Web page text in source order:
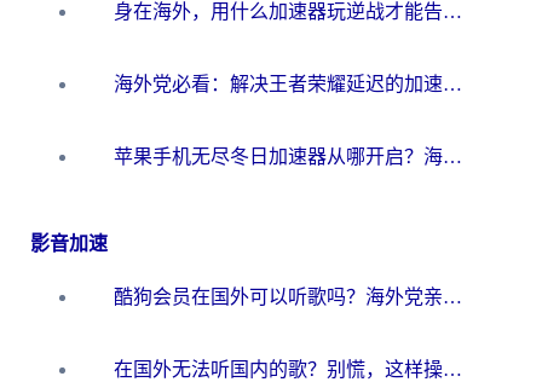
身在海外，用什么加速器玩逆战才能告别延迟？
海外党必看：解决王者荣耀延迟的加速器终极指南——从EVE到猫和老鼠，一个工具全搞定
苹果手机无尽冬日加速器从哪开启？海外玩家的冬日生存指南
影音加速
酷狗会员在国外可以听歌吗？海外党亲测有效：3步解决音乐权限难题
在国外无法听国内的歌？别慌，这样操作就能畅听QQ音乐（附亲测加速器推荐）